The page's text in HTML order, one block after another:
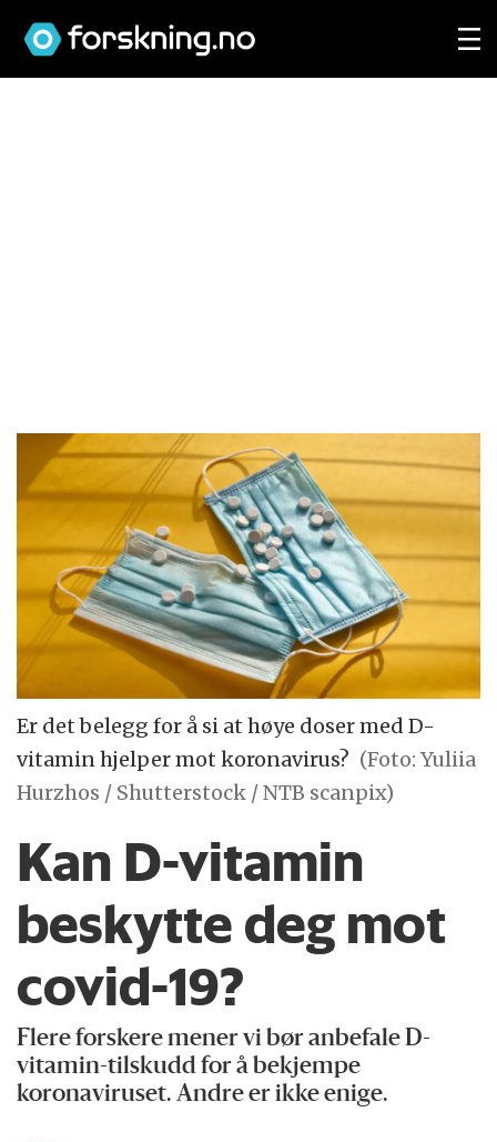
Er det belegg for å si at høye doser med D-
vitamin hjelper mot koronavirus? (Foto: Yuliia
Hurzhos / Shutterstock / NTB scanpix)
Kan D-vitamin
beskytte deg mot
covid-19?
Flere forskere mener vi bør anbefale D-
vitamin-tilskudd for å bekjempe
koronaviruset. Andre er ikke enige.